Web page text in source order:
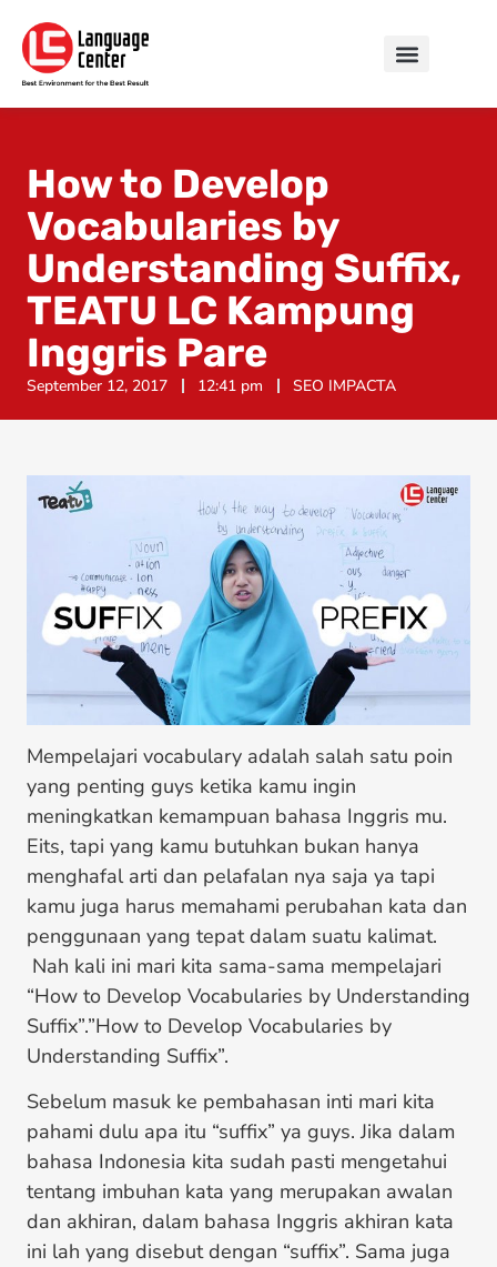
How to Develop
Vocabularies by
Understanding Suffix,
TEATU LC Kampung
Inggris Pare
September 12, 2017 12:41 pm SEO IMPACTA
Mempelajari vocabulary adalah salah satu poin
yang penting guys ketika kamu ingin
meningkatkan kemampuan bahasa Inggris mu.
Eits, tapi yang kamu butuhkan bukan hanya
menghafal arti dan pelafalan nya saja ya tapi
kamu juga harus memahami perubahan kata dan
penggunaan yang tepat dalam suatu kalimat.
Nah kali ini mari kita sama-sama mempelajari
“How to Develop Vocabularies by Understanding
Suffix”.”How to Develop Vocabularies by
Understanding Suffix”.
Sebelum masuk ke pembahasan inti mari kita
pahami dulu apa itu “suffix” ya guys. Jika dalam
bahasa Indonesia kita sudah pasti mengetahui
tentang imbuhan kata yang merupakan awalan
dan akhiran, dalam bahasa Inggris akhiran kata
ini lah yang disebut dengan “suffix”. Sama juga